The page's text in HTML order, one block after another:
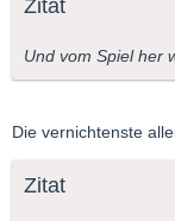
Zitat
Und vom Spiel her
Die vernichtenste
Zitat